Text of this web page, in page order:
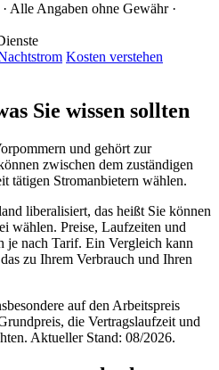
· Alle Angaben ohne Gewähr ·
Kosten verstehen
Sie wissen sollten
und gehört zur
zwischen dem zuständigen
tätigen Stromanbietern wählen.
liberalisiert, das heißt Sie können
wählen. Preise, Laufzeiten und
je nach Tarif. Ein Vergleich kann
zu Ihrem Verbrauch und Ihren
auf den Arbeitspreis
die Vertragslaufzeit und
Aktueller Stand: 08/2026.